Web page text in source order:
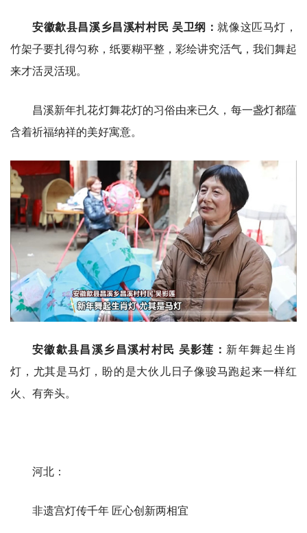
安徽歙县昌溪乡昌溪村村民 吴卫纲： 就像这匹马灯，
竹架子要扎得匀称，纸要糊平整，彩绘讲究活气，我们舞起
来才活灵活现。
昌溪新年扎花灯舞花灯的习俗由来已久，每一盏灯都蕴
含着祈福纳祥的美好寓意。
安徽歙县昌溪乡昌溪村村民 吴影莲： 新年舞起生肖
灯，尤其是马灯，盼的是大伙儿日子像骏马跑起来一样红
火、有奔头。
河北：
非遗宫灯传千年 匠心创新两相宜